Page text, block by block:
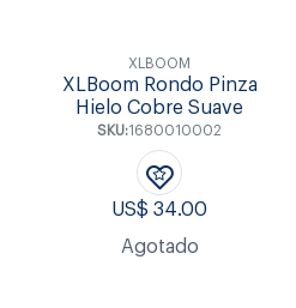
XLBOOM
XLBoom Rondo Pinza
Hielo Cobre Suave
SKU:1680010002
US$34.00
Agotado